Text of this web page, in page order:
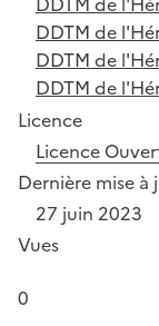
DDTM de
DDTM de
DDTM de
Licence
Licence
Dernière mise à
27 juin 2023
Vues
0